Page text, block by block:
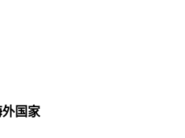
国家